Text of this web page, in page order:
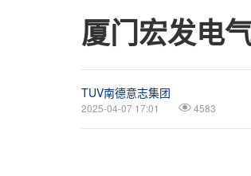
厦门宏发电
TUV南德意志集团
2025-04-07 17:01 4583